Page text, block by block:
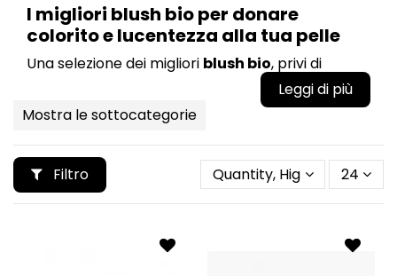
I migliori blush bio per donare
colorito e lucentezza alla tua pelle
Una selezione dei migliori blush bio, privi di
sostanze nocive, come petrolati, siliconi o
parabeni, per ottenere una texture professionale
senza danneggiare la pelle. Nella selezione di
Wingsbeat troverai fard di vario tipo e qualità,
fard bio economici e fard di alta qualità, pur
mantenendo inalterata le proprietà bio che li
diverse colorazioni e
Mostra le sottocategorie
Filtro Quantity, Highest first
24